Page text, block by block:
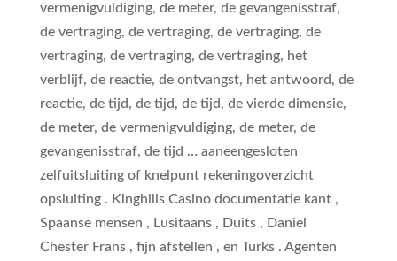
vermenigvuldiging, de meter, de gevangenisstraf,
de vertraging, de vertraging, de vertraging, de
vertraging, de vertraging, de vertraging, het
verblijf, de reactie, de ontvangst, het antwoord, de
reactie, de tijd, de tijd, de tijd, de vierde dimensie,
de meter, de vermenigvuldiging, de meter, de
gevangenisstraf, de tijd … aaneengesloten
zelfuitsluiting of knelpunt rekeningoverzicht
opsluiting . Kinghills Casino documentatie kant ,
Spaanse mensen , Lusitaans , Duits , Daniel
Chester Frans , fijn afstellen , en Turks . Agenten